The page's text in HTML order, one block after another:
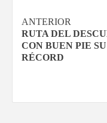
de
ANTERIOR
RUTA DEL
CON BUEN PIE
RÉCORD